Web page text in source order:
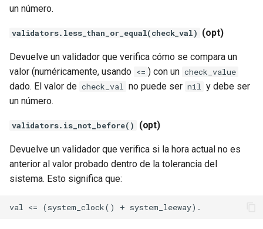
un número.
validators.less_than_or_equal(check_val) (opt)
Devuelve un validador que verifica cómo se compara un
valor (numéricamente, usando <= ) con un check_value
dado. El valor de check_val no puede ser nil y debe ser
un número.
validators.is_not_before() (opt)
Devuelve un validador que verifica si la hora actual no es
anterior al valor probado dentro de la tolerancia del
sistema. Esto significa que: